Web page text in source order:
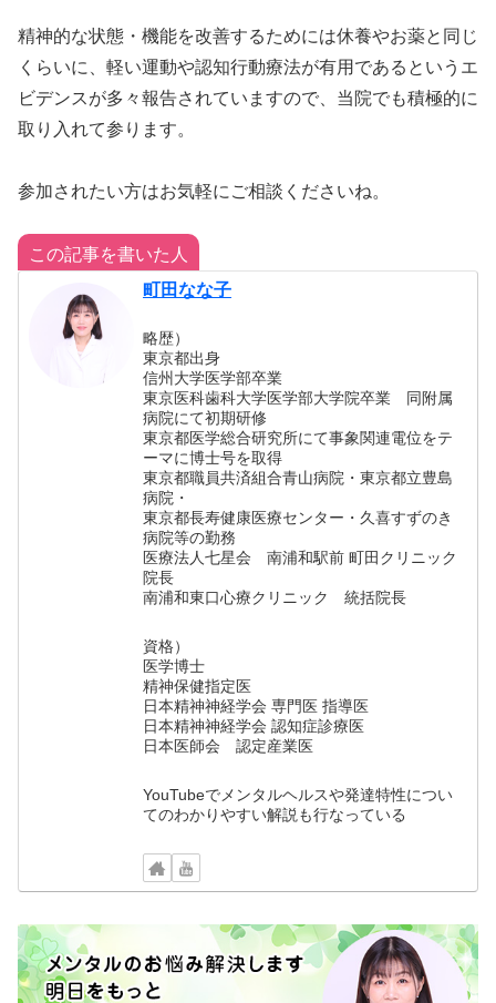
精神的な状態・機能を改善するためには休養やお薬と同じ
くらいに、軽い運動や認知行動療法が有用であるというエ
ビデンスが多々報告されていますので、当院でも積極的に
取り入れて参ります。
参加されたい方はお気軽にご相談くださいね。
この記事を書いた人
町田なな子
略歴）
東京都出身
信州大学医学部卒業
東京医科歯科大学医学部大学院卒業 同附属
病院にて初期研修
東京都医学総合研究所にて事象関連電位をテ
ーマに博士号を取得
東京都職員共済組合青山病院・東京都立豊島
病院・
東京都長寿健康医療センター・久喜すずのき
病院等の勤務
医療法人七星会 南浦和駅前 町田クリニック
院長
南浦和東口心療クリニック 統括院長
資格）
医学博士
精神保健指定医
日本精神神経学会 専門医 指導医
日本精神神経学会 認知症診療医
日本医師会 認定産業医
YouTubeでメンタルヘルスや発達特性につい
てのわかりやすい解説も行なっている